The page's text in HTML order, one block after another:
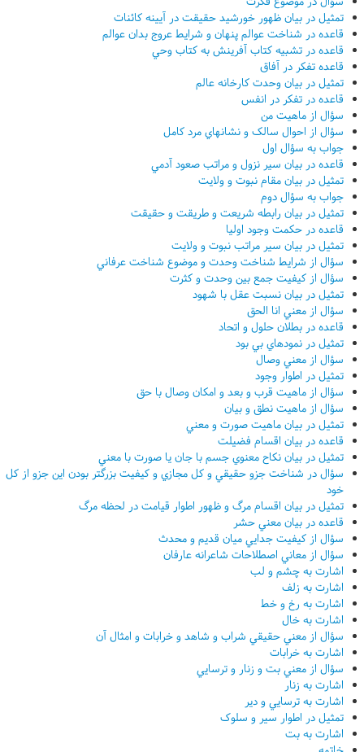
تمثيل در بيان ظهور خورشيد حقيقت در آيينه کائنات
قاعده در شناخت عوالم پنهان و شرايط عروج بدان عوالم
قاعده در تشبيه کتاب آفرينش به کتاب وحي
قاعده تفکر در آفاق
تمثيل در بيان وحدت کارخانه عالم
قاعده در تفکر در انفس
سؤال از ماهيت من
سؤال از احوال سالک و نشانهاي مرد کامل
جواب به سؤال اول
قاعده در بيان سير نزول و مراتب صعود آدمي
تمثيل در بيان مقام نبوت و ولايت
جواب به سؤال دوم
تمثيل در بيان رابطه شريعت و طريقت و حقيقت
قاعده در حکمت وجود اوليا
تمثيل در بيان سير مراتب نبوت و ولايت
سؤال از شرايط شناخت وحدت و موضوع شناخت عرفاني
سؤال از کيفيت جمع بين وحدت و کثرت
تمثيل در بيان نسبت عقل با شهود
سؤال از معني انا الحق
قاعده در بطلان حلول و اتحاد
تمثيل در نمودهاي بي بود
سؤال از معني وصال
تمثيل در اطوار وجود
سؤال از ماهيت قرب و بعد و امکان وصال با حق
سؤال از ماهيت نطق و بيان
تمثيل در بيان ماهيت صورت و معني
قاعده در بيان اقسام فضيلت
تمثيل در بيان نکاح معنوي جسم با جان يا صورت با معني
سؤال در شناخت جزو حقيقي و کل مجازي و کيفيت بزرگتر بودن اين جزو از کل
خود
تمثيل در بيان اقسام مرگ و ظهور اطوار قيامت در لحظه مرگ
قاعده در بيان معني حشر
سؤال از کيفيت جدايي ميان قديم و محدث
سؤال از معاني اصطلاحات شاعرانه عارفان
اشارت به چشم و لب
اشارت به زلف
اشارت به رخ و خط
اشارت به خال
سؤال از معني حقيقي شراب و شاهد و خرابات و امثال آن
اشارت به خرابات
سؤال از معني بت و زنار و ترسايي
اشارت به زنار
اشارت به ترسايي و دير
تمثيل در اطوار سير و سلوک
اشارت به بت